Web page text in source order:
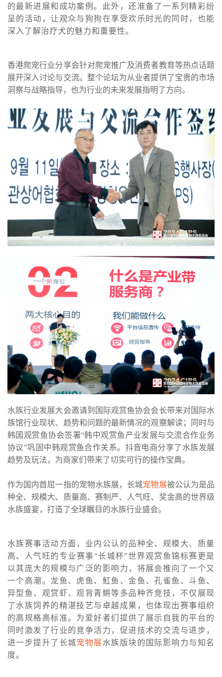
的最新进展和成功案例。此外，还准备了一系列精彩纷
呈的活动，让观众与狗狗在享受欢乐时光的同时，也能
深入了解治疗犬的魅力和重要性。
香港爬宠行业分享会针对爬宠推广及消费者教育等热点话题
展开深入讨论与交流。整个论坛为从业者提供了宝贵的市场
洞察与战略指导，也为行业的未来发展指明了方向。
水族行业发展大会邀请到国际观赏鱼协会会长带来对国际水
族馆行业现状、趋势和问题的最新情况的观察解读；同时与
韩国观赏鱼协会签署“韩中观赏鱼产业发展与交流合作业务
协议”巩固中韩观赏鱼合作关系。抖音电商分享了水族发展
趋势及玩法，为商家们带来了切实可行的操作宝典。
作为国内首屈一指的宠物水族展，长城宠物展被公认为是品
种全、规模大、质量高、赛制严、人气旺、奖金高的世界级
水族盛宴，打造了全球瞩目的水族行业盛会。
水族赛事活动方面，业内公认的品种全、规模大、质量
高、人气旺的专业赛事“长城杯”世界观赏鱼锦标赛更是
以其庞大的规模与广泛的影响力，将展会推向了一个又
一个高潮。龙鱼、虎鱼、魟鱼、金鱼、孔雀鱼、斗鱼、
异型鱼、观赏虾、观背青鳉等多品种齐竞技，不仅展现
了水族饲养的精湛技艺与卓越成果，也体现出赛事组织
的高规格高标准。为爱好者们提供了展示自我的平台的
同时激发了行业的竞争活力，促进技术的交流与进步，
进一步提升了长城宠物展水族版块的国际影响力与知名
度。